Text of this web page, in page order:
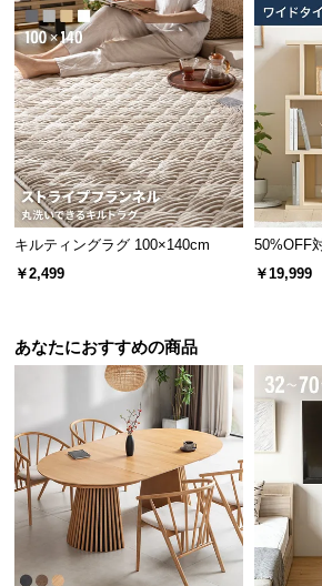
て
保
証
に
つ
い
て
会
員
に
て
デンマーク家具シリーズ
プ
ン] デン
マークデ
ザイン ベ
ッドフレ
ーム 木目
調
¥29,99
9
幅99cm
デンマー
ク デザイ
ン マルチ
キャビネ
ット
¥26,99
幅147cm
デンマー
ク デザイ
ン マルチ
チェスト
¥26,99
9
幅
ク
ン
チ
9
キルティングラグ 100×140cm
￥2,499
50%OFF
オープン
￥19,999
あなたにおすすめの商品